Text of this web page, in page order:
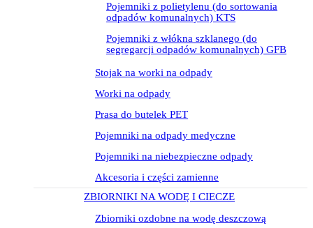
Pojemniki z polietylenu (do sortowania
odpadów komunalnych) KTS
Pojemniki z włókna szklanego (do
segregarcji odpadów komunalnych) GFB
Stojak na worki na odpady
Worki na odpady
Prasa do butelek PET
Pojemniki na odpady medyczne
Pojemniki na niebezpieczne odpady
Akcesoria i części zamienne
ZBIORNIKI NA WODĘ I CIECZE
Zbiorniki ozdobne na wodę deszczową